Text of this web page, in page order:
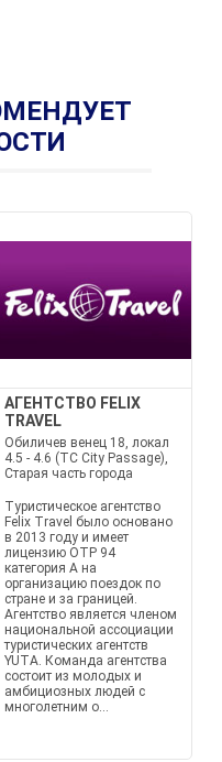
АГЕНТСТВО FELIX
TRAVEL
Обиличев венец 18, локал
4.5 - 4.6 (TC City Passage),
Старая часть города
Туристическое агентство
Felix Travel было основано
в 2013 году и имеет
лицензию OTP 94
категория A на
организацию поездок по
стране и за границей.
Агентство является членом
национальной ассоциации
туристических агентств
YUTA. Команда агентства
состоит из молодых и
амбициозных людей с
многолетним о...